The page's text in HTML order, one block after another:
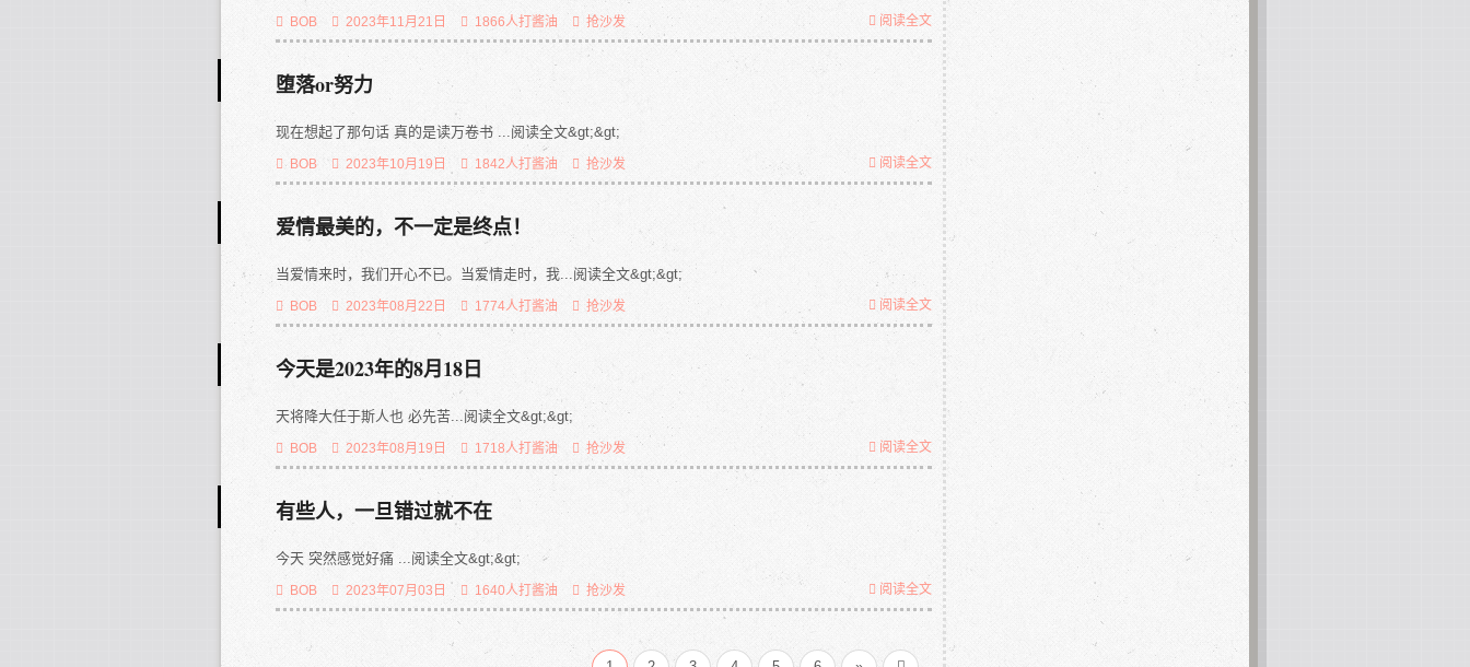
BOB 2023年11月21日 1866人打酱油 抢沙发 阅读全文
堕落or努力
现在想起了那句话 真的是读万卷书 ...阅读全文&gt;&gt;
BOB 2023年10月19日 1842人打酱油 抢沙发 阅读全文
爱情最美的，不一定是终点！
当爱情来时，我们开心不已。当爱情走时，我...阅读全文&gt;&gt;
BOB 2023年08月22日 1774人打酱油 抢沙发 阅读全文
今天是2023年的8月18日
天将降大任于斯人也 必先苦...阅读全文&gt;&gt;
BOB 2023年08月19日 1718人打酱油 抢沙发 阅读全文
有些人，一旦错过就不在
今天 突然感觉好痛 ...阅读全文&gt;&gt;
BOB 2023年07月03日 1640人打酱油 抢沙发 阅读全文